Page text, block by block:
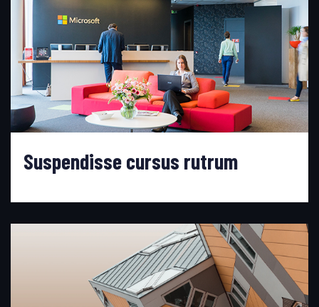
Suspendisse cursus rutrum